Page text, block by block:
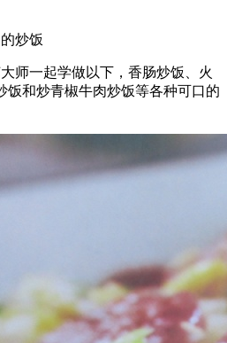
炒饭
师一起学做以下，香肠炒饭、火
饭和炒青椒牛肉炒饭等各种可口的